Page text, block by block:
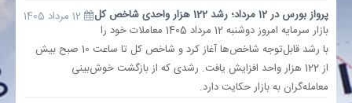
چند رسانه‌ای
پرواز بورس در 12 مرداد؛ رشد 122 هزار واحدی شاخص کل
بازار سرمایه امروز دوشنبه 12 مرداد 1405 معاملات خود را
با رشد قابل‌توجه شاخص‌ها آغاز کرد و شاخص کل تا ساعت 10 صبح بیش
از 122 هزار واحد افزایش یافت. رشدی که از بازگشت خوش‌بینی
معامله‌گران به بازار حکایت دارد.